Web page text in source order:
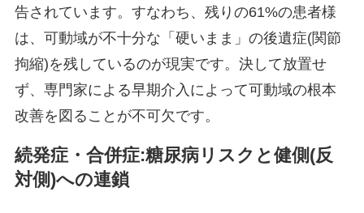
告されています。すなわち、残りの61%の患者様
は、可動域が不十分な「硬いまま」の後遺症(関節
拘縮)を残しているのが現実です。決して放置せ
ず、専門家による早期介入によって可動域の根本
改善を図ることが不可欠です。
続発症・合併症:糖尿病リスクと健側(反
対側)への連鎖